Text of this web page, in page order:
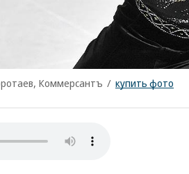
Коммерсантъ / купить фото